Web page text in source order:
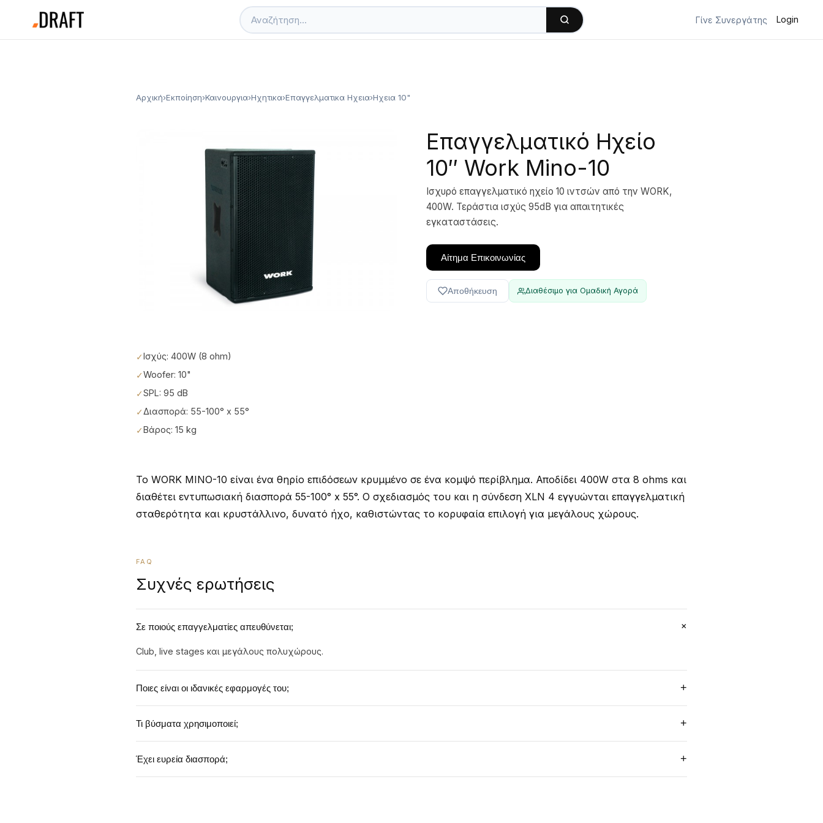
Γίνε Συνεργάτης Login
Αρχική›Εκποίηση›Καινουργια›Ηχητικα›Επαγγελματικα Ηχεια›Ηχεια 10"
Επαγγελματικό Ηχείο
10″ Work Mino-10
Ισχυρό επαγγελματικό ηχείο 10 ιντσών από την WORK,
400W. Τεράστια ισχύς 95dB για απαιτητικές
εγκαταστάσεις.
Αίτημα Επικοινωνίας
Αποθήκευση Διαθέσιμο για Ομαδική Αγορά
Ισχύς: 400W (8 ohm)
Woofer: 10"
SPL: 95 dB
Διασπορά: 55-100° x 55°
Βάρος: 15 kg
Το WORK MINO-10 είναι ένα θηρίο επιδόσεων κρυμμένο σε ένα κομψό περίβλημα. Αποδίδει 400W στα 8 ohms και
διαθέτει εντυπωσιακή διασπορά 55-100° x 55°. Ο σχεδιασμός του και η σύνδεση XLN 4 εγγυώνται επαγγελματική
σταθερότητα και κρυστάλλινο, δυνατό ήχο, καθιστώντας το κορυφαία επιλογή για μεγάλους χώρους.
FAQ
Συχνές ερωτήσεις
Σε ποιούς επαγγελματίες απευθύνεται; +
Club, live stages και μεγάλους πολυχώρους.
Ποιες είναι οι ιδανικές εφαρμογές του; +
Τι βύσματα χρησιμοποιεί;
+
Έχει ευρεία διασπορά;
+